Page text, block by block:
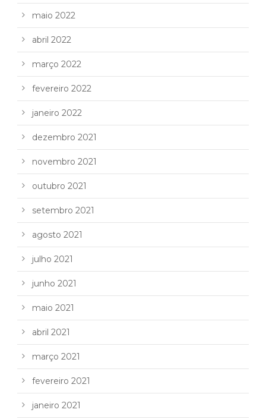
maio 2022
abril 2022
março 2022
fevereiro 2022
janeiro 2022
dezembro 2021
novembro 2021
outubro 2021
setembro 2021
agosto 2021
julho 2021
junho 2021
maio 2021
abril 2021
março 2021
fevereiro 2021
janeiro 2021